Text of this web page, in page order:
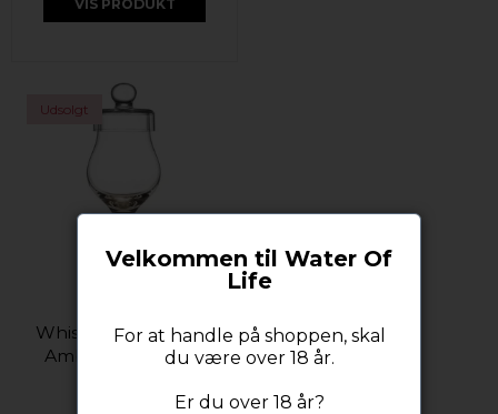
VIS PRODUKT
Udsolgt
Whisky/Smageglas -
AmberGlass - G101
Velkommen til Water Of
Life
For at handle på shoppen, skal
du være over 18 år.
Er du over 18 år?